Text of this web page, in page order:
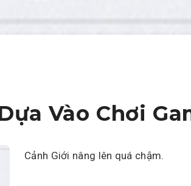
Vào Chơi
Cảnh Giới nâng lên quá chậm.